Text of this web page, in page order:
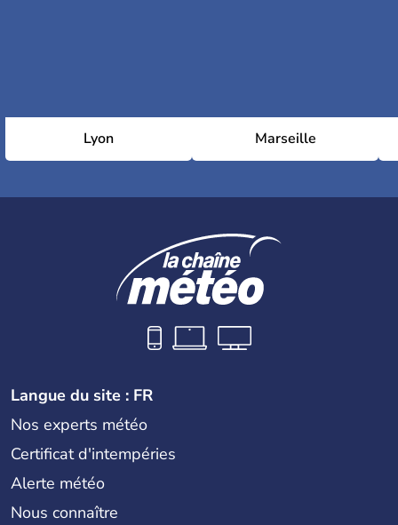
Lyon Marseille
Langue du site : FR
Nos experts météo
Certificat d'intempéries
Alerte météo
Nous connaître